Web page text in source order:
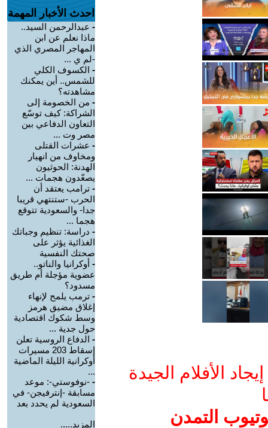
الأفلام الجيدة
التمدن
احدث الأخبار المهمة
- عبدالرحمن السيد..
ماذا نعلم عن ابن
المهاجر المصري الذي
-لم ي ...
- الكسوف الكلي
للشمس.. أين يمكنك
مشاهدته؟
- من الخصومة إلى
الشراكة: كيف توسّع
التعاون الدفاعي بين
مصر وت ...
- عشرات القتلى
ومخاوف من انهيار
الهدنة: الحوثيون
يصعّدون هجمات ...
- ترامب يعتقد أن
الحرب -ستنتهي قريبا
جدا- والسعودية تتوقع
هجما ...
- دراسة: تنظيم وجباتك
الغذائية يؤثر على
صحتك النفسية
- أوكرانيا والناتو..
عضوية مؤجلة أم طريق
مسدود؟
- ترمب يلمح لإنهاء
إغلاق مضيق هرمز
وسط شكوك اقتصادية
حول جدية ...
- الدفاع الروسية تعلن
إسقاط 203 مسيرات
أوكرانية الليلة الماضية
...
- -نوفوستي-: موعد
مسابقة -إنترفيجن- في
السعودية لم يحدد بعد
المزيد.....